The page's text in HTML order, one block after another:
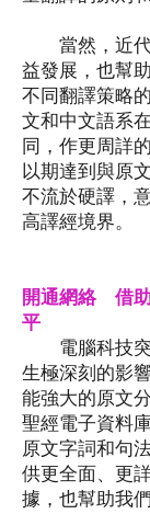
當然，近代
益發展，也幫
不同翻譯策略
文和中文語系
同，作更周詳
以期達到與原
不流於硬譯，
高譯經境界。
開通網絡 借
平
電腦科技突
生極深刻的影
能強大的原文
聖經電子資料
原文字詞和句
供更全面、更
據，也幫助我